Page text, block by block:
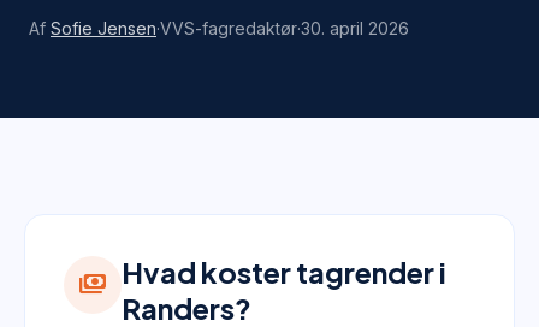
Af Sofie Jensen·VVS-fagredaktør·30. april 2026
payments Hvad koster tagrender i
Randers?